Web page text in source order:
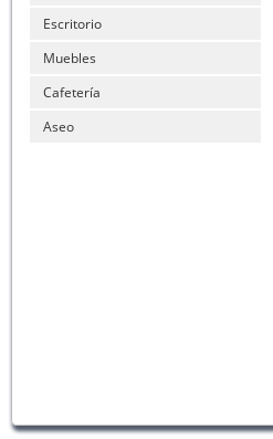
Escritorio
Muebles
Cafetería
Aseo